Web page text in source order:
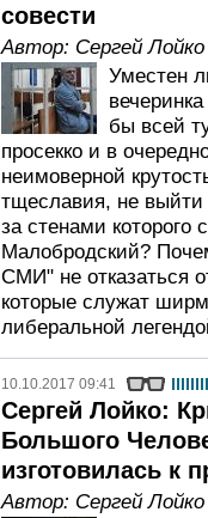
совести
Автор: Сергей Лойко
Уместен
бы всей
просекко и в
неимоверной
тщеславия, не
за стенами которого
Малобродский?
СМИ" не отказаться
которые служат
либеральной
10.10.2017 09:41
Сергей Лойко:
Большого
изготовилась к
Автор: Сергей Лойко